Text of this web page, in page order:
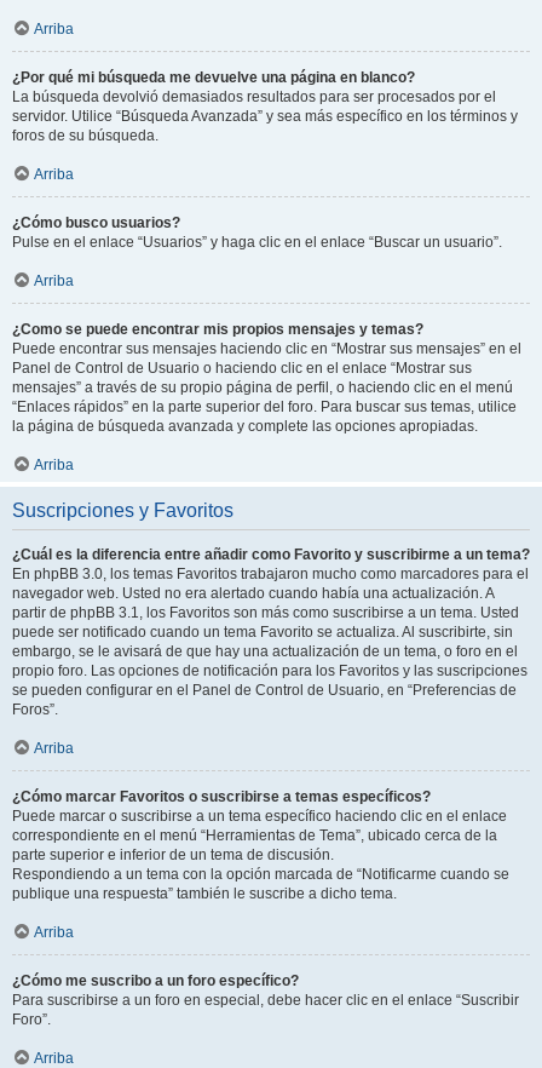
Arriba
¿Por qué mi búsqueda me devuelve una página en blanco?
La búsqueda devolvió demasiados resultados para ser procesados por el
servidor. Utilice “Búsqueda Avanzada” y sea más específico en los términos y
foros de su búsqueda.
Arriba
¿Cómo busco usuarios?
Pulse en el enlace “Usuarios” y haga clic en el enlace “Buscar un usuario”.
Arriba
¿Como se puede encontrar mis propios mensajes y temas?
Puede encontrar sus mensajes haciendo clic en “Mostrar sus mensajes” en el
Panel de Control de Usuario o haciendo clic en el enlace “Mostrar sus
mensajes” a través de su propio página de perfil, o haciendo clic en el menú
“Enlaces rápidos” en la parte superior del foro. Para buscar sus temas, utilice
la página de búsqueda avanzada y complete las opciones apropiadas.
Arriba
Suscripciones y Favoritos
¿Cuál es la diferencia entre añadir como Favorito y suscribirme a un tema?
En phpBB 3.0, los temas Favoritos trabajaron mucho como marcadores para el
navegador web. Usted no era alertado cuando había una actualización. A
partir de phpBB 3.1, los Favoritos son más como suscribirse a un tema. Usted
puede ser notificado cuando un tema Favorito se actualiza. Al suscribirte, sin
embargo, se le avisará de que hay una actualización de un tema, o foro en el
propio foro. Las opciones de notificación para los Favoritos y las suscripciones
se pueden configurar en el Panel de Control de Usuario, en “Preferencias de
Foros”.
Arriba
¿Cómo marcar Favoritos o suscribirse a temas específicos?
Puede marcar o suscribirse a un tema específico haciendo clic en el enlace
correspondiente en el menú “Herramientas de Tema”, ubicado cerca de la
parte superior e inferior de un tema de discusión.
Respondiendo a un tema con la opción marcada de “Notificarme cuando se
publique una respuesta” también le suscribe a dicho tema.
Arriba
¿Cómo me suscribo a un foro específico?
Para suscribirse a un foro en especial, debe hacer clic en el enlace “Suscribir
Foro”.
Arriba